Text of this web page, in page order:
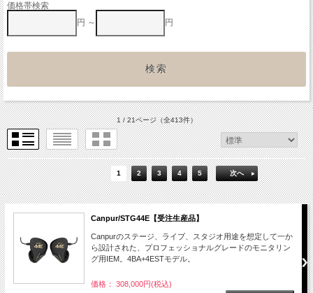
価格帯検索
円 ～
円
1 / 21ページ（全413件）
1 2 3 4 5 次へ
Canpur/STG44E【受注生産品】
Canpurのステージ、ライブ、スタジオ用途を想定して一か
ら設計された、プロフェッショナルグレードのモニタリン
グ用IEM。4BA+4ESTモデル。
価格： 308,000円(税込)